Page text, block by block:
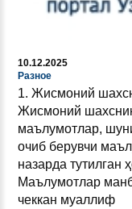
10.12.2025
Разное
1. Жисмоний
Жисмоний
маълумотлар,
очиб берувчи
назарда тутилган
Маълумотлар
чеккан муаллиф